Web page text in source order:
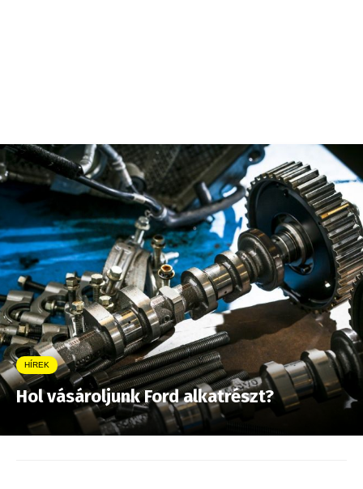
HÍREK
Hol vásároljunk Ford alkatrészt?